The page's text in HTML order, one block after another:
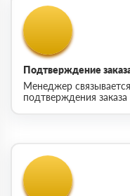
Подтверждение
Менеджер
подтверждения заказа